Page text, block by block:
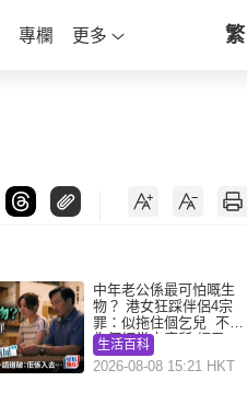
專欄 更多 繁
中年老公係最可怕嘅生
物？ 港女狂踩伴侶4宗
罪：似拖住個乞兒 不解
為何經常去廁所 網民一
語道破
生活百科
2026-08-08 15:21 HKT